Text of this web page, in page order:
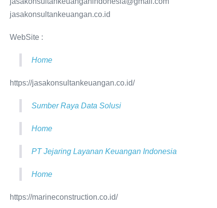
jasakonsultankeuangan.co.id
WebSite :
Home
https://jasakonsultankeuangan.co.id/
Sumber Raya Data Solusi
Home
PT Jejaring Layanan Keuangan Indonesia
Home
https://marineconstruction.co.id/